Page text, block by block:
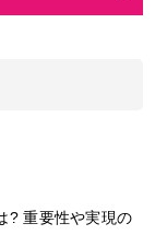
? 重要性や実現の